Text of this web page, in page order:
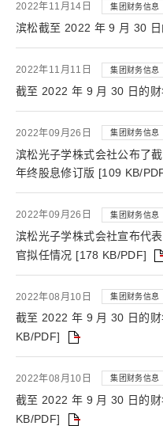
2022年11月14日 集团财务信息
滨松截至 2022 年 9 月 30
2022年11月11日 集团财务信息
截至 2022 年 9 月 30 日的
2022年09月26日 集团财务信息
滨松光子学株式会社公布了
年终股息修订版 [109 KB/
2022年09月26日 集团财务信息
滨松光子学株式会社宣布代
官拟任情况 [178 KB/PDF]
2022年08月10日 集团财务信息
截至 2022 年 9 月 30 日的
KB/PDF]
2022年08月10日 集团财务信息
截至 2022 年 9 月 30 日的
KB/PDF]